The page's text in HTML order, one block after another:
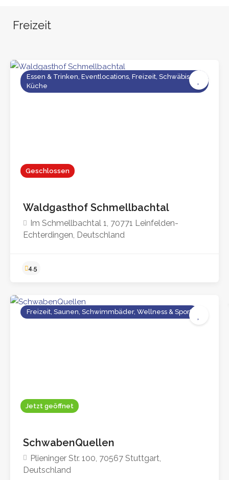
Freizeit
Geschlossen
Essen & Trinken, Eventlocations, Freizeit, Schwäbische
Küche
Waldgasthof Schmellbachtal
Im Schmellbachtal 1, 70771 Leinfelden-
Echterdingen, Deutschland
Jetzt geöffnet
Freizeit, Saunen, Schwimmbäder, Wellness & Sport
SchwabenQuellen
Plieninger Str. 100, 70567 Stuttgart,
Deutschland